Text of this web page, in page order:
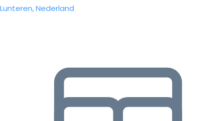
Lunteren, Nederland